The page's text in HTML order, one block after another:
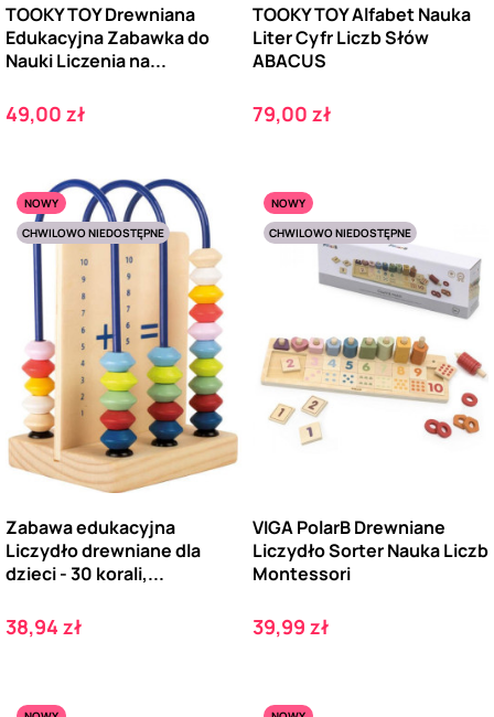
TOOKY TOY Drewniana
Edukacyjna Zabawka do
Nauki Liczenia na...
Cena
49,00 zł
TOOKY TOY Alfabet Nauka
Liter Cyfr Liczb Słów
ABACUS
Cena
79,00 zł
NOWY
CHWILOWO NIEDOSTĘPNE
Zabawa edukacyjna
Liczydło drewniane dla
dzieci - 30 korali,...
Cena
38,94 zł
NOWY
CHWILOWO NIEDOSTĘPNE
VIGA PolarB Drewniane
Liczydło Sorter Nauka Liczb
Montessori
Cena
39,99 zł